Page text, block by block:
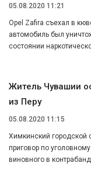
05.08.2020 11:21
Opel Zafira съехал в
автомобиль был
состоянии
Житель Чувашии
из Перу
05.08.2020 11:15
Химкинский городской
приговор по
виновного в